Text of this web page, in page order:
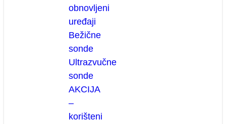
obnovljeni
uređaji
Bežične
sonde
Ultrazvučne
sonde
AKCIJA
–
korišteni